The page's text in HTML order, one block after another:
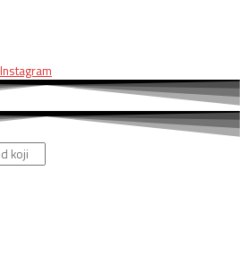
Instagram